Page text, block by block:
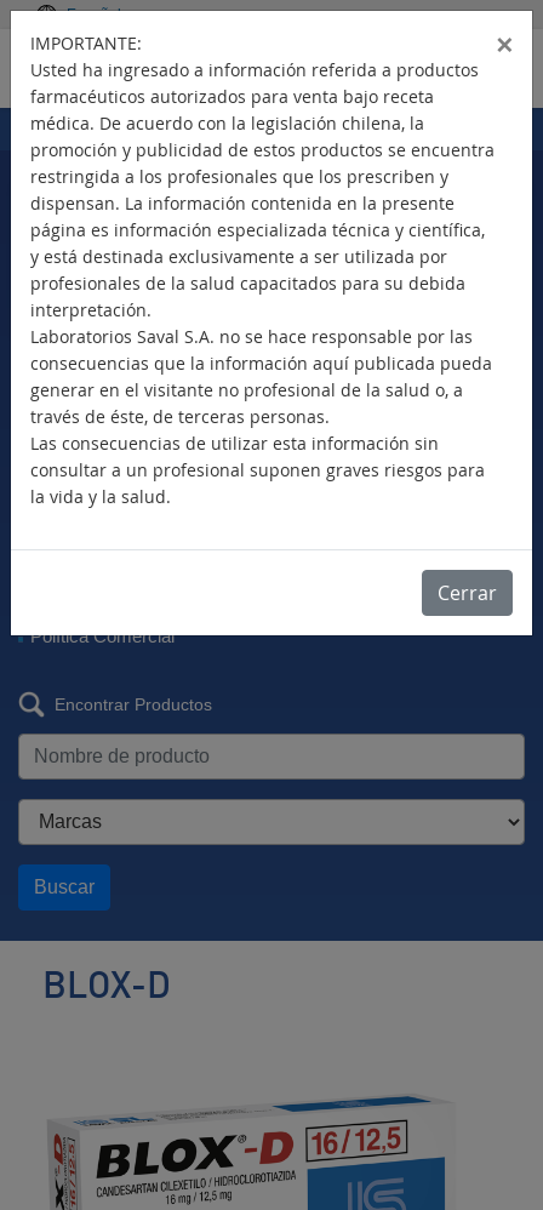
Español
Portada > Productos
Seleccione su país
Nuevos Productos
Marca Comercial
Principio Activo
Clase Terapéutica
Bioequivalentes
Descargar Vademécum
Política Comercial
Encontrar Productos
Buscar
×
IMPORTANTE:
Usted ha ingresado a información referida a productos
farmacéuticos autorizados para venta bajo receta
médica. De acuerdo con la legislación chilena, la
promoción y publicidad de estos productos se encuentra
restringida a los profesionales que los prescriben y
dispensan. La información contenida en la presente
página es información especializada técnica y científica,
y está destinada exclusivamente a ser utilizada por
profesionales de la salud capacitados para su debida
interpretación.
Laboratorios Saval S.A. no se hace responsable por las
consecuencias que la información aquí publicada pueda
generar en el visitante no profesional de la salud o, a
través de éste, de terceras personas.
Las consecuencias de utilizar esta información sin
consultar a un profesional suponen graves riesgos para
la vida y la salud.
Cerrar
BLOX-D